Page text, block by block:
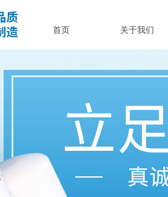
首页 关于我们